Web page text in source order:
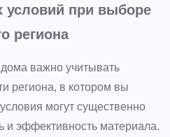
условий при выборе
региона
важно учитывать
региона, в котором вы
могут существенно
и эффективность материала.